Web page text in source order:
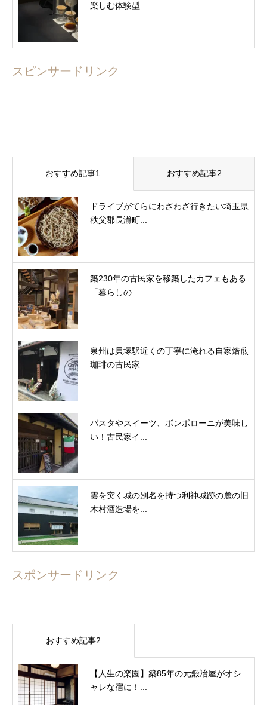
楽しむ体験型...
スピンサードリンク
おすすめ記事1 おすすめ記事2
ドライブがてらにわざわざ行きたい埼玉県
秩父郡長瀞町...
築230年の古民家を移築したカフェもある
「暮らしの...
泉州は貝塚駅近くの丁寧に淹れる自家焙煎
珈琲の古民家...
パスタやスイーツ、ボンボローニが美味し
い！古民家イ...
雲を突く城の別名を持つ利神城跡の麓の旧
木村酒造場を...
スポンサードリンク
おすすめ記事2
【人生の楽園】築85年の元鍛冶屋がオシ
ャレな宿に！...